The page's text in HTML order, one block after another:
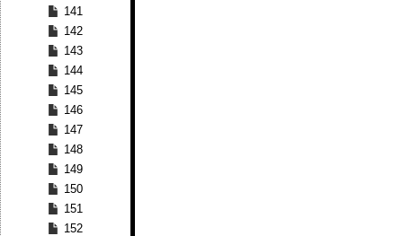
141
142
143
144
145
146
147
148
149
150
151
152